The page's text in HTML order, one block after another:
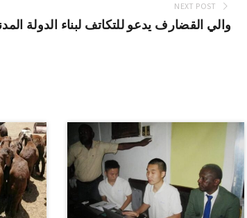
NEXT POST
والي القضارف يدعو للتكاتف لبناء الدولة